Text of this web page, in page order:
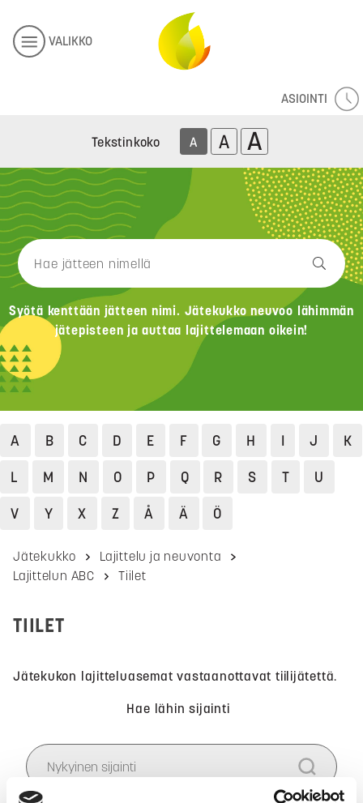
VALIKKO
ASIOINTI
Tekstinkoko A A A
Syötä kenttään jätteen nimi. Jätekukko neuvoo lähimmän
jätepisteen ja auttaa lajittelemaan oikein!
A B C D E F G H I J
K
L
M N O P Q R S T
U
V
Y X Z Å Ä Ö
Jätekukko
Lajittelu ja neuvonta
Lajittelun ABC
Tiilet
TIILET
Jätekukon lajitteluasemat vastaanottavat tiilijätettä.
Hae lähin sijainti